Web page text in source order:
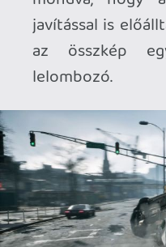
szólva sem
de aki tudja, mit
nyakig merülni a
megtalálhatja itt a
PLATFORMPC |KIADÓ
FEJLESZTŐ LIQUID
MEGJELENÉS2026. április